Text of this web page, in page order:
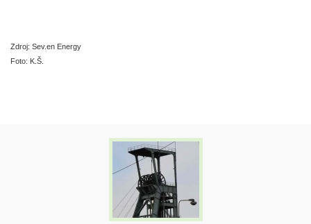
Zdroj: Sev.en Energy
Foto: K.Š.